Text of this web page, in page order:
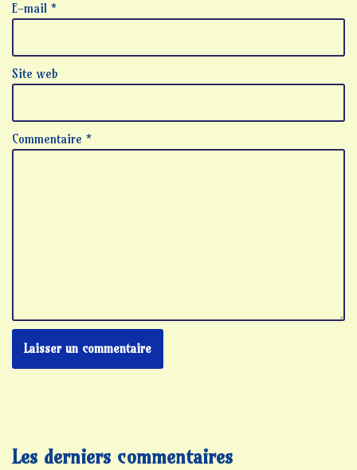
E-mail *
Site web
Commentaire *
Les derniers commentaires